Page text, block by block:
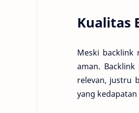
Kualitas
Meski backlink
aman.
relevan, justru
yang